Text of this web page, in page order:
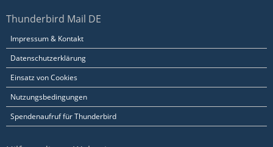
Thunderbird Mail DE
Impressum & Kontakt
Datenschutzerklärung
Einsatz von Cookies
Nutzungsbedingungen
Spendenaufruf für Thunderbird